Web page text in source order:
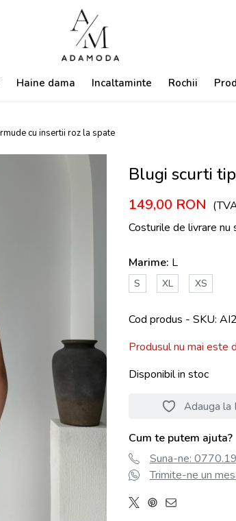
Haine dama Incaltaminte Rochii
cu insertii roz la spate
Blugi scurti
149,00 RON
Costurile de livrare nu
Marime: L
S XL XS
Cod produs - SKU
Produsul nu mai este
Disponibil in stoc
Adauga la
Cum te putem ajuta?
Suna-ne:
Trimite-ne un